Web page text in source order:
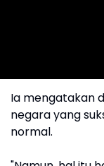
Ia mengatakan
negara yang
normal.